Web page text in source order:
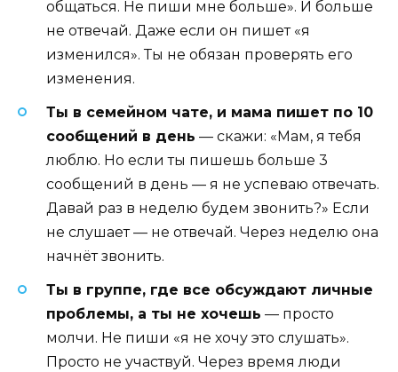
общаться. Не пиши мне больше». И больше
не отвечай. Даже если он пишет «я
изменился». Ты не обязан проверять его
изменения.
Ты в семейном чате, и мама пишет по 10
сообщений в день — скажи: «Мам, я тебя
люблю. Но если ты пишешь больше 3
сообщений в день — я не успеваю отвечать.
Давай раз в неделю будем звонить?» Если
не слушает — не отвечай. Через неделю она
начнёт звонить.
Ты в группе, где все обсуждают личные
проблемы, а ты не хочешь — просто
молчи. Не пиши «я не хочу это слушать».
Просто не участвуй. Через время люди